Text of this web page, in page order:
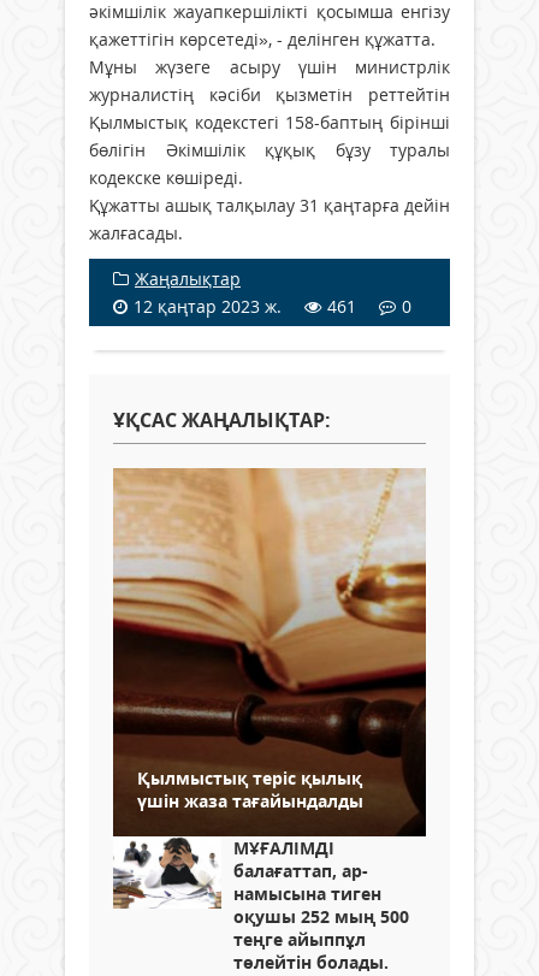
әкімшілік жауапкершілікті қосымша енгізу
қажеттігін көрсетеді», - делінген құжатта.
Мұны жүзеге асыру үшін министрлік
журналистің кәсіби қызметін реттейтін
Қылмыстық кодекстегі 158-баптың бірінші
бөлігін Әкімшілік құқық бұзу туралы
кодекске көшіреді.
Құжатты ашық талқылау 31 қаңтарға дейін
жалғасады.
Жаңалықтар
12 қаңтар 2023 ж.
461 0
ҰҚСАС ЖАҢАЛЫҚТАР:
Қылмыстық теріс қылық
үшін жаза тағайындалды
МҰҒАЛІМДІ
балағаттап, ар-
намысына тиген
оқушы 252 мың 500
теңге айыппұл
төлейтін болады.